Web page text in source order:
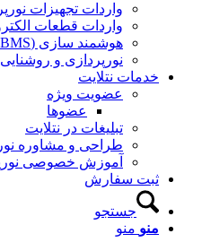
واردات تجهیزات نورپردازی
واردات قطعات الکترونیکی
هوشمند سازی (BMS)
نورپردازی و روشنایی
نتلایت
عضویت ویژه
عضوها
تبلیغات در نتلایت
طراحی و مشاوره نورپردازی
آموزش خصوصی نورپردازی
سفارش
جستجو
منو